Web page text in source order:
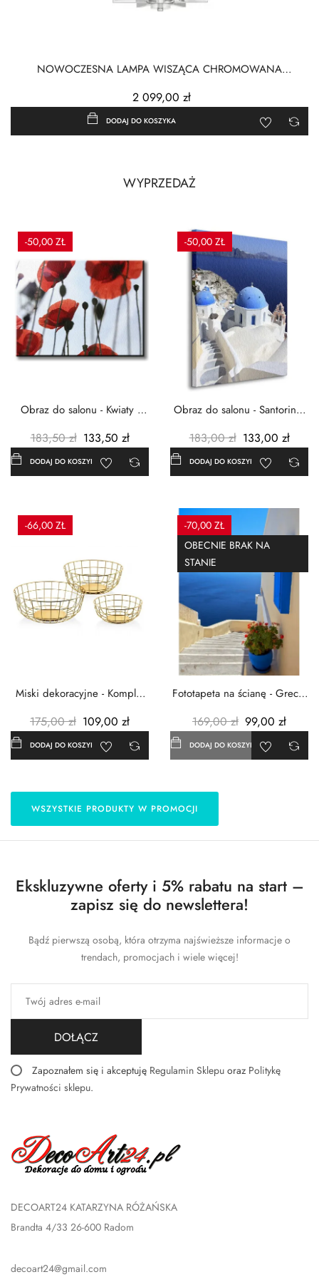
NOWOCZESNA LAMPA WISZĄCA CHROMOWANA
2 099,00 zł
DODAJ DO KOSZYKA
WYPRZEDAŻ
-50,00 ZŁ
Obraz do salonu - Kwiaty -
183,50 zł 133,50 zł
DODAJ DO KOSZYKA
-50,00 ZŁ
Obraz do salonu - Santorini -
183,00 zł 133,00 zł
DODAJ DO KOSZYKA
-66,00 ZŁ
Miski dekoracyjne - Komplet
175,00 zł 109,00 zł
DODAJ DO KOSZYKA
-70,00 ZŁ
OBECNIE BRAK NA
STANIE
Fototapeta na ścianę - Grecja
169,00 zł 99,00 zł
DODAJ DO KOSZYKA
WSZYSTKIE PRODUKTY W PROMOCJI
Ekskluzywne oferty i 5% rabatu na start –
zapisz się do newslettera!
Bądź pierwszą osobą, która otrzyma najświeższe informacje o
trendach, promocjach i wiele więcej!
DOŁĄCZ
Zapoznałem się i akceptuję Regulamin Sklepu oraz Politykę
Prywatności sklepu.
DECOART24 KATARZYNA RÓŻAŃSKA
Brandta 4/33 26-600 Radom
decoart24@gmail.com